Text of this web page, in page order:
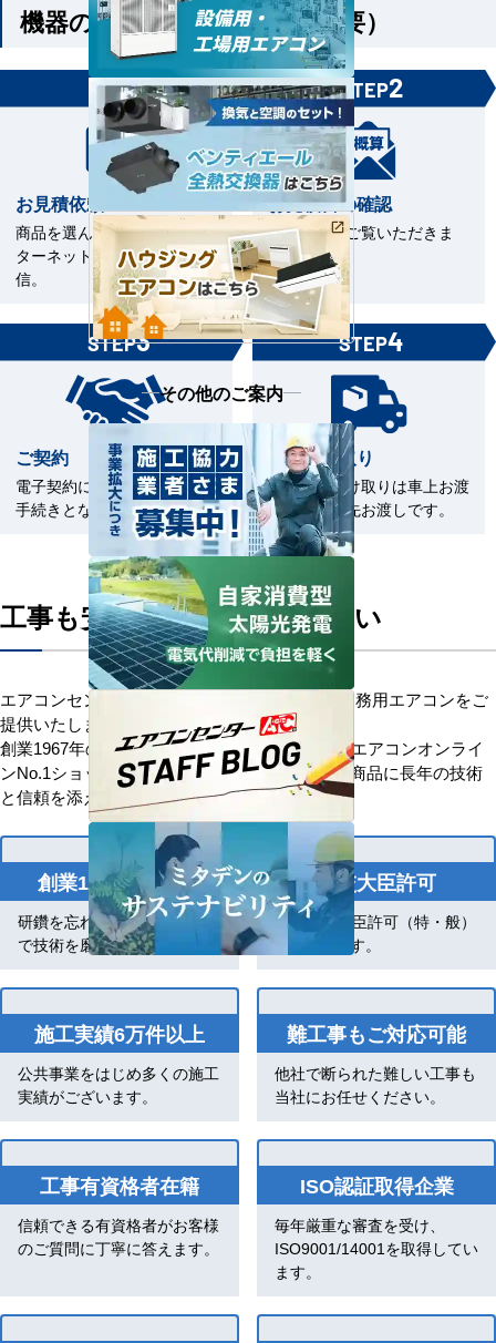
機器のみご購入の方（工事不要）
STEP1
お見積依頼
商品を選んで見積依頼をイン
ターネットまたはFAXで送
信。
STEP2
お見積書の確認
お見積書をご覧いただきま
す。
STEP3
ご契約
電子契約による契約締結のお
手続きとなります。
STEP4
商品の受取り
商品のお受け取りは車上お渡
しまたは軒先お渡しです。
工事も安心してお任せください
エアコンセンターACはお客様に安心を添えて業務用エアコンをご
提供いたします。
創業1967年の歴史を持つ、信頼と安心の業務用エアコンオンライ
ンNo.1ショップです。「お客様を大切に」優良商品に長年の技術
と信頼を添え、感動価格でお応えします。
創業1967年の歴史
研鑽を忘れずに空調工事一筋
で技術を磨いております。
国交大臣許可
国土交通大臣許可（特・般）
10448号です。
施工実績6万件以上
公共事業をはじめ多くの施工
実績がございます。
難工事もご対応可能
他社で断られた難しい工事も
当社にお任せください。
工事有資格者在籍
信頼できる有資格者がお客様
のご質問に丁寧に答えます。
ISO認証取得企業
毎年厳重な審査を受け、
ISO9001/14001を取得してい
ます。
その他のご案内